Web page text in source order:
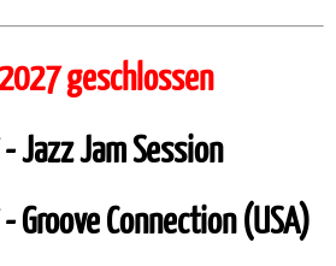
geschlossen
Jazz Jam Session
Groove Connection (USA)